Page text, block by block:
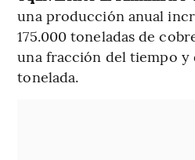
una producción anual
175.000 toneladas de
una fracción del tiempo y
tonelada.